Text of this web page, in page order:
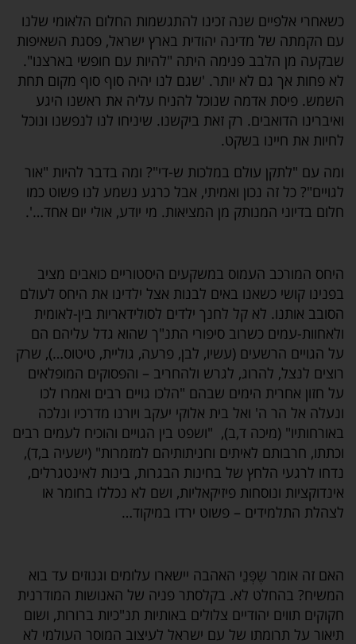
כשאחרי אלפיים שנה זכינו להתגשמות החלום הלאומי שלנו
עם הקמתה של מדינה יהודית בארץ ישראל, פסגת השאיפות
שבקעה מן הלבב פנימה היתה "להיות עם חופשי בארצנו".
לא פחות אך גם לא יותר. 'שגם לנו יהיה סוף סוף מקום תחת
השמש. פיסת אדמה שנוכל להניח עליה את ראשנו היגע
ואיברינו הדואבים. רק זאת ביקשנו. שיניחו לנו לנפשנו ונוכל
לחיות את חיינו בשקט.
ומה עם "לתקן עולם במלכות ש-די"? ומה בדבר להיות "אור
לגויים"? כל זה נכון ואמיתי, אבל כרגע נשמע לנו פשוט כמו
חלום בדיוני המנותק מן המציאות. מי יודע, אולי יום אחד…'.
היחס המורכב העמוס במשקעים היסטוריים כואבים מציב
בפנינו קושי כשאנו באים לבנות אצל ילדינו את היחס לעולם
הסובב אותנו. לא קל לחנך ילדים לסולידאריות בין-לאומית
ולאחוות-עמים כשרוב סיפורי התנ"ך שהוא גדל עליהם הם
על הגויים הרשעים (עשיו, לבן, פרעה, גוליית, טיטוס…), שרק
רוצים לנצל, להרוג, לגרש ולהחריב – והפסוקים המופלאים
על חזון אחרית הימים שבהם "הלכו גויים רבים ואמרו לכו
ונעלה אל הר ה' ואל בית אלוקי יעקב ויורנו מדרכיו ונלכה
באורחותיו" (מיכה ד,ב), "ושפט בין הגויים והוכיח לעמים רבים
וכתתו, חרבותם לאיתים וחניתותיהם למזמרות" (ישעיה ב,ד),
נדחו לרגעי הלחץ של בחינות הבגרות, בינות לאינטגרלים,
אינדוקציות ונוסחות פיזיקאליות, ושם לא נכללו בחומר או
לצהלת התלמידים – פשוט ירדו במיקוד…
האם זה אומר שֶפְּנֵי האהבה יישארו עלומים וגנוזים עד בוא
המשיח? בהחלט לא. בקלסתר פניה של האנושות המודרנית
חקוקים תווים יהודיים צלולים באותיות תנ"כיות ברורות, ושום
תיאור על תרומתו של עם ישראל לעיצוב המוסר העולמי לא